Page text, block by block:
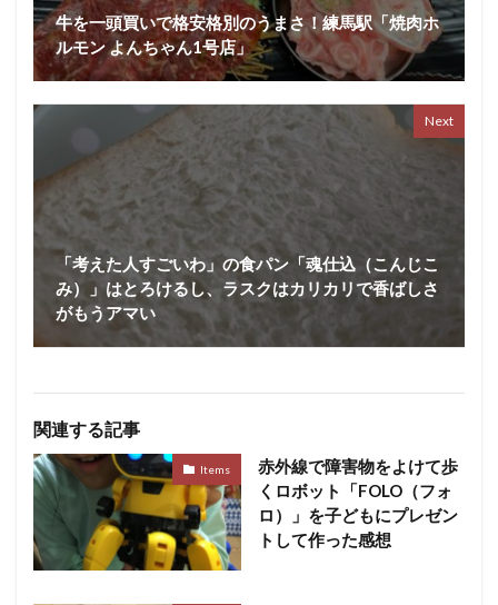
牛を一頭買いで格安格別のうまさ！練馬駅「焼肉ホ
ルモン よんちゃん1号店」
Next
「考えた人すごいわ」の食パン「魂仕込（こんじこ
み）」はとろけるし、ラスクはカリカリで香ばしさ
がもうアマい
関連する記事
Items
赤外線で障害物をよけて歩
くロボット「FOLO（フォ
ロ）」を子どもにプレゼン
トして作った感想